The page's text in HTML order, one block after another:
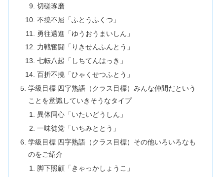
切磋琢磨
不撓不屈「ふとうふくつ」
勇往邁進「ゆうおうまいしん」
力戦奮闘「りきせんふんとう」
七転八起「しちてんはっき」
百折不撓「ひゃくせつふとう」
学級目標 四字熟語（クラス目標）みんな仲間だという
ことを意識していきそうなタイプ
異体同心「いたいどうしん」
一味徒党「いちみととう」
学級目標 四字熟語（クラス目標）その他いろいろなも
のをご紹介
脚下照顧「きゃっかしょうこ」